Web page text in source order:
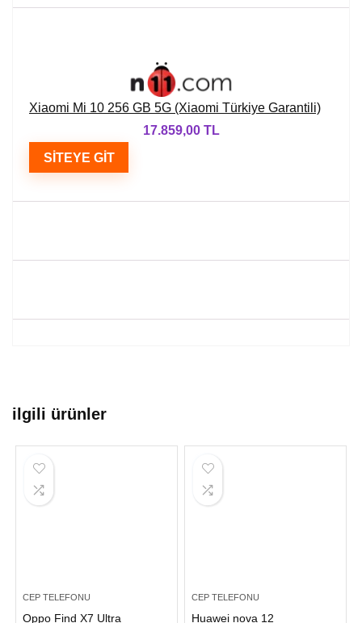
Xiaomi Mi 10 256 GB 5G (Xiaomi Türkiye Garantili)
17.859,00 TL
SITEYE GIT
ilgili ürünler
CEP TELEFONU
Oppo Find X7 Ultra
CEP TELEFONU
Huawei nova 12